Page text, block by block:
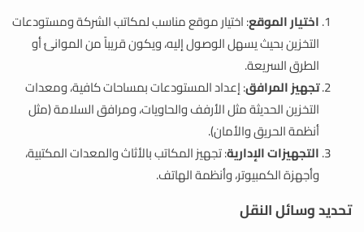
اختيار الموقع: اختيار موقع مناسب لمكاتب الشركة ومستودعات
التخزين بحيث يسهل الوصول إليه، ويكون قريباً من الموانئ أو
الطرق السريعة.
تجهيز المرافق: إعداد المستودعات بمساحات كافية، ومعدات
التخزين الحديثة مثل الأرفف والحاويات، ومرافق السلامة (مثل
أنظمة الحريق والأمان).
التجهيزات الإدارية: تجهيز المكاتب بالأثاث والمعدات المكتبية،
وأجهزة الكمبيوتر، وأنظمة الهاتف.
تحديد وسائل النقل